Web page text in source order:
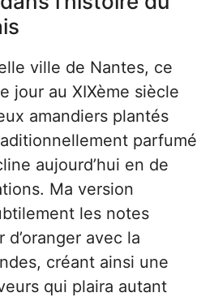
ville de Nantes, ce
jour au XIXème siècle
amandiers plantés
parfumé
aujourd’hui en de
Ma version
les notes
avec la
créant ainsi une
qui plaira autant